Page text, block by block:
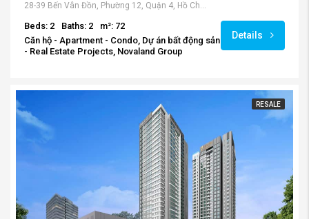
28-39 Bến Vân Đồn, Phường 12, Quận 4, Hồ Chí Minh, Việt Nam
Beds: 2 Baths: 2
m²: 72
Căn hộ - Apartment - Condo, Dự án bất động sản
- Real Estate Projects, Novaland Group
Details
RESALE